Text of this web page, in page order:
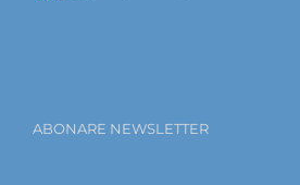
ABONARE NEWSLETTER